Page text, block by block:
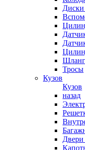
Тросы
Кузов
Кузов
назад
Двери